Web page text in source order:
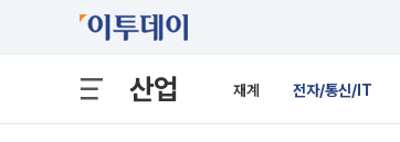
산업 재계 전자/통신/IT